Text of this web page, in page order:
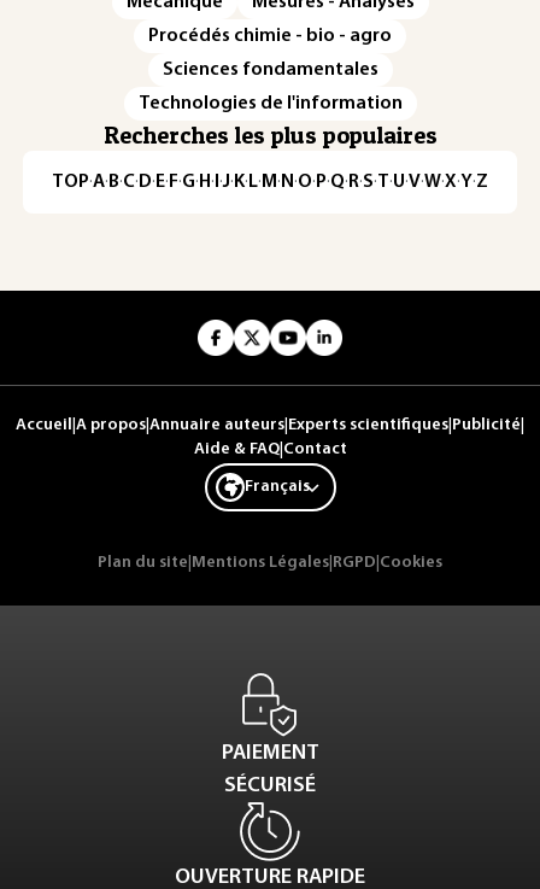
Procédés chimie - bio - agro
Sciences fondamentales
Technologies de l'information
Recherches les plus populaires
TOP·A·B·C· D· E· F·G· H · ·J· K· L· M · N ·O· P·Q· R·S·T·U·V·W·X·Y·Z
Accueil A propos Annuaire auteurs Experts scientifiques Publicité
Aide & FAQ| Contact
Français
Plan du site Mentions Légales RGPD Cookies
PAIEMENT
SÉCURISÉ
OUVERTURE RAPIDE